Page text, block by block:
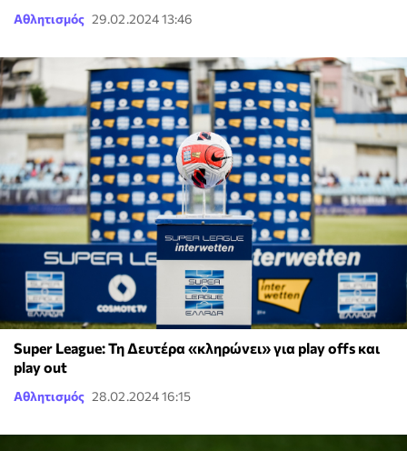
Αθλητισμός 29.02.2024 13:46
Super League: Τη Δευτέρα «κληρώνει» για play offs και
play out
Αθλητισμός 28.02.2024 16:15